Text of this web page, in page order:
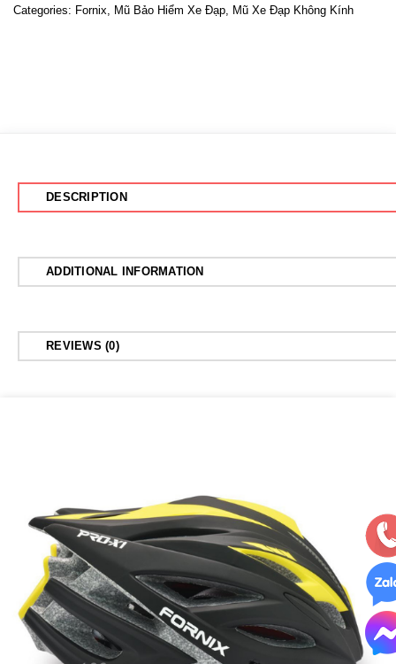
Categories: Fornix Mũ Bảo Hiểm Xe Đạp Mũ Xe Đạp Không Kính
DESCRIPTION
ADDITIONAL INFORMATION
REVIEWS (0)